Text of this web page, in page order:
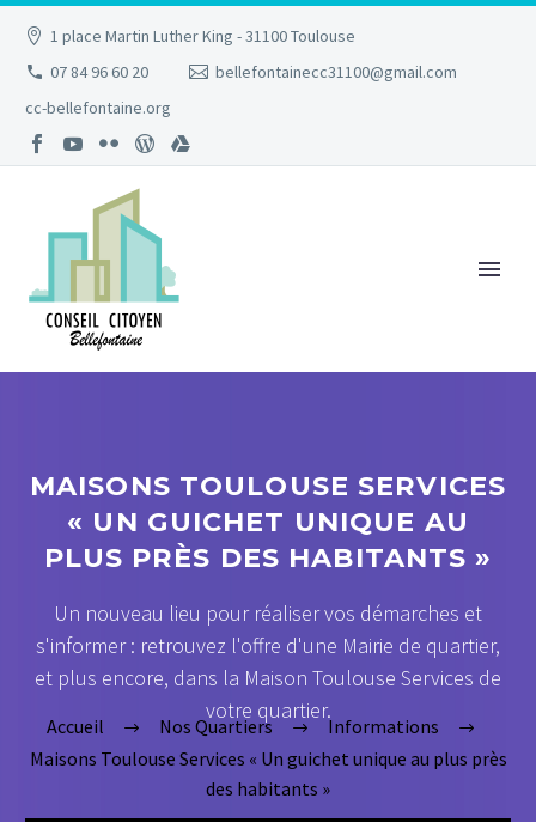
1 place Martin Luther King - 31100 Toulouse
07 84 96 60 20
bellefontainecc31100@gmail.com
cc-bellefontaine.org
MAISONS TOULOUSE SERVICES
« UN GUICHET UNIQUE AU
PLUS PRÈS DES HABITANTS »
Un nouveau lieu pour réaliser vos démarches et
s'informer : retrouvez l'offre d'une Mairie de quartier,
et plus encore, dans la Maison Toulouse Services de
votre quartier.
Accueil Nos Quartiers
Informations
Maisons Toulouse Services « Un guichet unique au plus près
des habitants »